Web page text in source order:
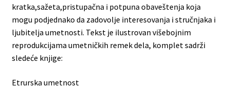
kratka,sažeta,pristupačna i potpuna obaveštenja koja
mogu podjednako da zadovolje interesovanja i stručnjaka i
ljubitelja umetnosti. Tekst je ilustrovan višebojnim
reprodukcijama umetničkih remek dela, komplet sadrži
sledeće knjige:
Etrurska umetnost